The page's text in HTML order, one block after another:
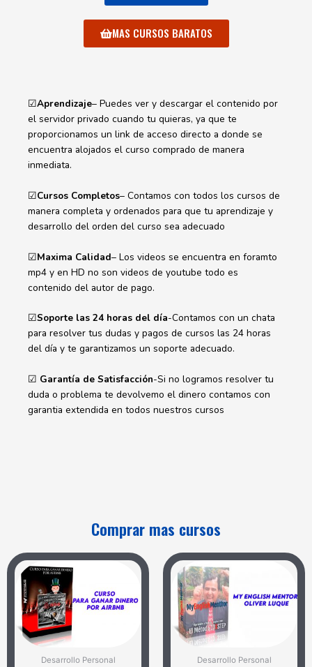
MAS CURSOS BARATOS
☑Aprendizaje– Puedes ver y descargar el contenido por
el servidor privado cuando tu quieras, ya que te
proporcionamos un link de acceso directo a donde se
encuentra alojados el curso comprado de manera
inmediata.
☑Cursos Completos– Contamos con todos los cursos de
manera completa y ordenados para que tu aprendizaje y
desarrollo del orden del curso sea adecuado
☑Maxima Calidad– Los videos se encuentra en foramto
mp4 y en HD no son videos de youtube todo es
contenido del autor de pago.
☑Soporte las 24 horas del día-Contamos con un chata
para resolver tus dudas y pagos de cursos las 24 horas
del día y te garantizamos un soporte adecuado.
☑ Garantía de Satisfacción-Si no logramos resolver tu
duda o problema te devolvemo el dinero contamos con
garantia extendida en todos nuestros cursos
Comprar mas cursos
Desarrollo Personal Desarrollo Personal